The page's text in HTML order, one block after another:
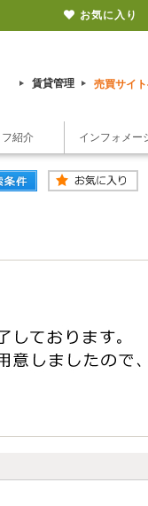
賃貸管理 売買サイ
紹介 インフォメー
お気に入り